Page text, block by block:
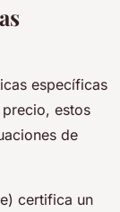
específicas
estos
de
certifica un